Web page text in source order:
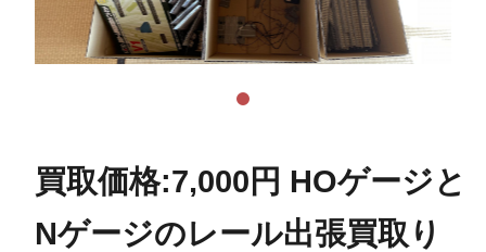
買取価格:7,000円 HOゲージと
Nゲージのレール出張買取り